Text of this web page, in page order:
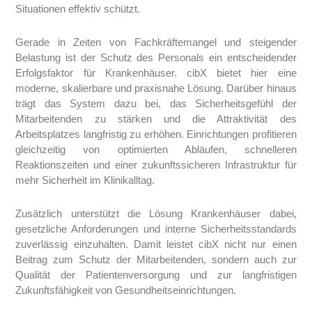
Situationen effektiv schützt.
Gerade in Zeiten von Fachkräftemangel und steigender
Belastung ist der Schutz des Personals ein entscheidender
Erfolgsfaktor für Krankenhäuser. cibX bietet hier eine
moderne, skalierbare und praxisnahe Lösung. Darüber hinaus
trägt das System dazu bei, das Sicherheitsgefühl der
Mitarbeitenden zu stärken und die Attraktivität des
Arbeitsplatzes langfristig zu erhöhen. Einrichtungen profitieren
gleichzeitig von optimierten Abläufen, schnelleren
Reaktionszeiten und einer zukunftssicheren Infrastruktur für
mehr Sicherheit im Klinikalltag.
Zusätzlich unterstützt die Lösung Krankenhäuser dabei,
gesetzliche Anforderungen und interne Sicherheitsstandards
zuverlässig einzuhalten. Damit leistet cibX nicht nur einen
Beitrag zum Schutz der Mitarbeitenden, sondern auch zur
Qualität der Patientenversorgung und zur langfristigen
Zukunftsfähigkeit von Gesundheitseinrichtungen.